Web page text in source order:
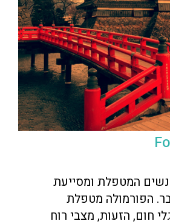
המטפלת ומסייעת
הפורמולה מטפלת
חום, הזעות, מצבי רוח